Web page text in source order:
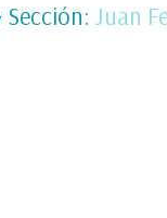
Sección:Juan